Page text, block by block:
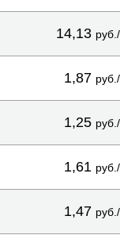
14,13
1,87
1,25
1,61
1,47